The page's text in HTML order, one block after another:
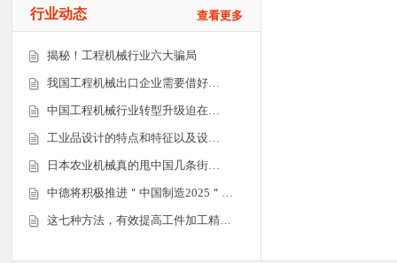
行业动态 查看更多
揭秘！工程机械行业六大骗局
我国工程机械出口企业需要借好…
中国工程机械行业转型升级迫在…
工业品设计的特点和特征以及设…
日本农业机械真的甩中国几条街…
中德将积极推进＂中国制造2025＂…
这七种方法，有效提高工件加工精…